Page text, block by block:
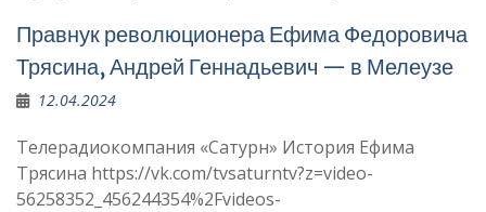
Правнук революционера Ефима Федоровича
Трясина, Андрей Геннадьевич — в Мелеузе
12.04.2024
Телерадиокомпания «Сатурн» История Ефима
Трясина https://vk.com/tvsaturntv?z=video-
56258352_456244354%2Fvideos-